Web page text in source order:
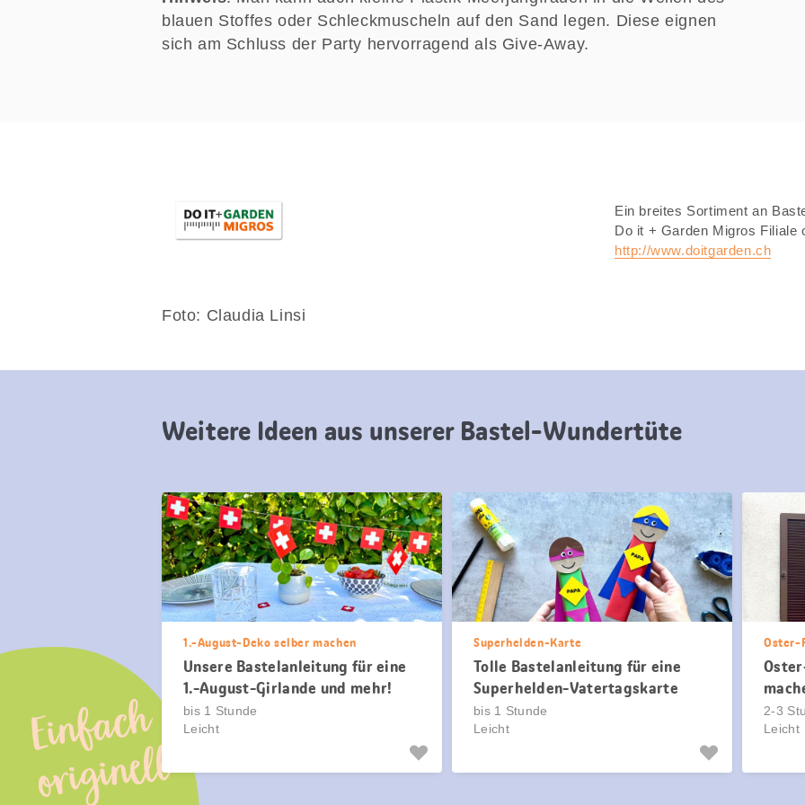
blauen Stoffes oder Schleckmuscheln auf den Sand legen. Diese eignen
sich am Schluss der Party hervorragend als Give-Away.
Ein breites Sortiment an
Do it + Garden Migros Filiale
http://www.doitgarden.ch
Foto: Claudia Linsi
Weitere Ideen aus unserer Bastel-Wundertüte
1.-August-Deko selber machen
Unsere Bastelanleitung für eine
1.-August-Girlande und mehr!
bis 1 Stunde
Leicht
Superhelden-Karte
Tolle Bastelanleitung für eine
Superhelden-Vatertagskarte
bis 1 Stunde
Leicht
Oster-
2-3
Leicht
Einfach
originell